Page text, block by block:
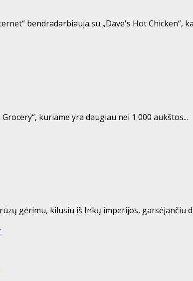
bendradarbiauja su „Dave's Hot Chicken“,
kuriame yra daugiau nei 1 000 aukštos...
gėrimu, kilusiu iš Inkų imperijos, garsėjančiu